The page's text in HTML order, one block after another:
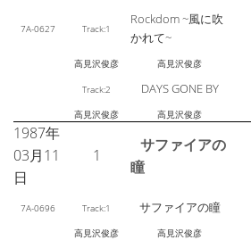
7A-0627 Track:1
Rockdom ~風に吹
かれて~
高見沢俊彦 高見沢俊彦
Track:2 DAYS GONE BY
高見沢俊彦 高見沢俊彦
1987年
03月11
日
1
サファイアの
瞳
7A-0696 Track:1 サファイアの瞳
高見沢俊彦 高見沢俊彦